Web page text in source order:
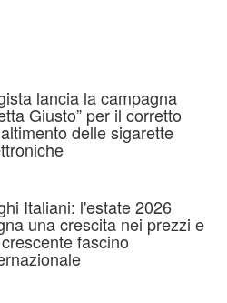
lancia la campagna
Giusto” per il corretto
delle sigarette
Italiani: l'estate 2026
una crescita nei prezzi e
fascino